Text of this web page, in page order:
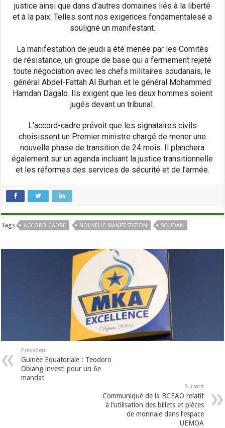
justice ainsi que dans d’autres domaines liés à la liberté
et à la paix. Telles sont nos exigences fondamentalesé a
souligné un manifestant.
La manifestation de jeudi a été menée par les Comités
de résistance, un groupe de base qui a fermement rejeté
toute négociation avec les chefs militaires soudanais, le
général Abdel-Fattah Al Burhan et le général Mohammed
Hamdan Dagalo. Ils exigent que les deux hommes soient
jugés devant un tribunal.
L’accord-cadre prévoit que les signataires civils
choisissent un Premier ministre chargé de mener une
nouvelle phase de transition de 24 mois. Il planchera
également sur un agenda incluant la justice transitionnelle
et les réformes des services de sécurité et de l’armée.
Tags ACCORD-CADRE NOUVELLE MANIFESTATION SOUDAN
Précédent
Guinée Equatoriale : Teodoro
Obiang investi pour un 6e
mandat
Suivant
Communiqué de la BCEAO relatif
à l’utilisation des billets et pièces
de monnaie dans l’espace
UEMOA